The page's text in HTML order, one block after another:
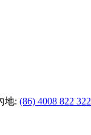
地: (86) 4008 822 322